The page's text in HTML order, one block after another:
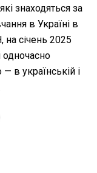
знаходяться за
в Україні в
січень 2025
одночасно
в українській і